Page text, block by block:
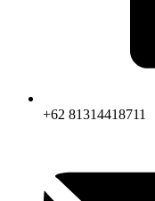
+62 81314418711